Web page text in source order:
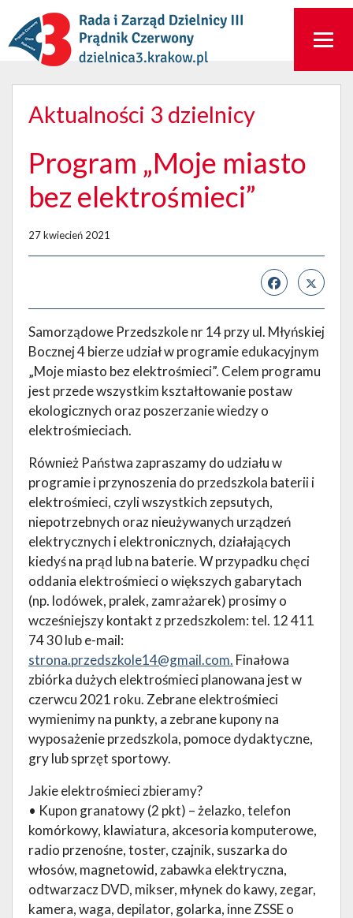
Aktualności 3 dzielnicy
Program „Moje miasto
bez elektrośmieci”
27 kwiecień 2021
Samorządowe Przedszkole nr 14 przy ul. Młyńskiej
Bocznej 4 bierze udział w programie edukacyjnym
„Moje miasto bez elektrośmieci”. Celem programu
jest przede wszystkim kształtowanie postaw
ekologicznych oraz poszerzanie wiedzy o
elektrośmieciach.
Również Państwa zapraszamy do udziału w
programie i przynoszenia do przedszkola baterii i
elektrośmieci, czyli wszystkich zepsutych,
niepotrzebnych oraz nieużywanych urządzeń
elektrycznych i elektronicznych, działających
kiedyś na prąd lub na baterie. W przypadku chęci
oddania elektrośmieci o większych gabarytach
(np. lodówek, pralek, zamrażarek) prosimy o
wcześniejszy kontakt z przedszkolem: tel. 12 411
74 30 lub e-mail:
strona.przedszkole14@gmail.com. Finałowa
zbiórka dużych elektrośmieci planowana jest w
czerwcu 2021 roku. Zebrane elektrośmieci
wymienimy na punkty, a zebrane kupony na
wyposażenie przedszkola, pomoce dydaktyczne,
gry lub sprzęt sportowy.
Jakie elektrośmieci zbieramy?
• Kupon granatowy (2 pkt) – żelazko, telefon
komórkowy, klawiatura, akcesoria komputerowe,
radio przenośne, toster, czajnik, suszarka do
włosów, magnetowid, zabawka elektryczna,
odtwarzacz DVD, mikser, młynek do kawy, zegar,
kamera, waga, depilator, golarka, inne ZSSE o